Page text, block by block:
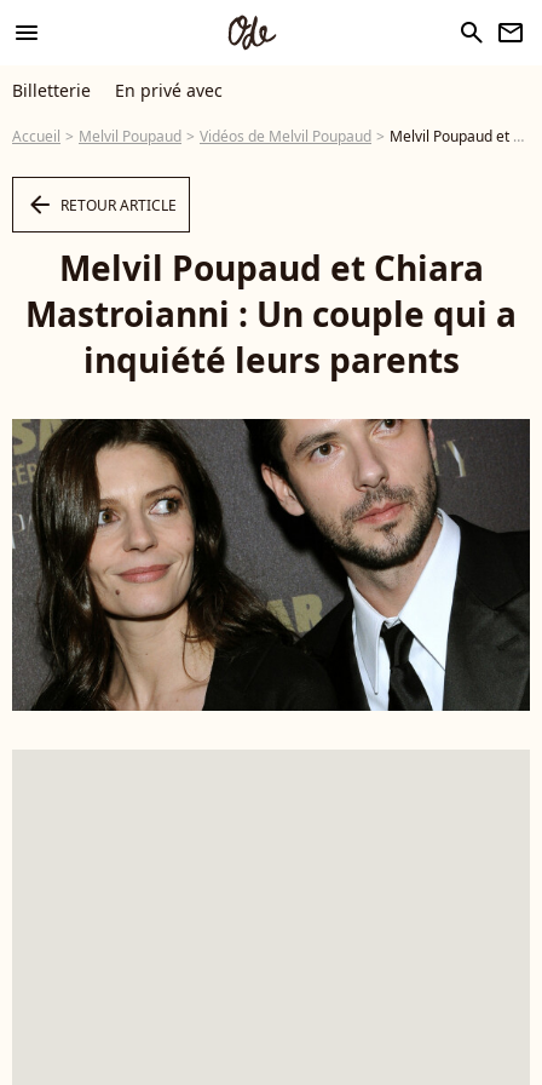
menu search newsletter
Billetterie En privé avec
Accueil Melvil Poupaud Vidéos de Melvil Poupaud Melvil Poupaud et Chiara Mastroianni : Un couple qui a inquiété leurs parents - Vidéo
arrow_left RETOUR ARTICLE
Melvil Poupaud et Chiara
Mastroianni : Un couple qui a
inquiété leurs parents